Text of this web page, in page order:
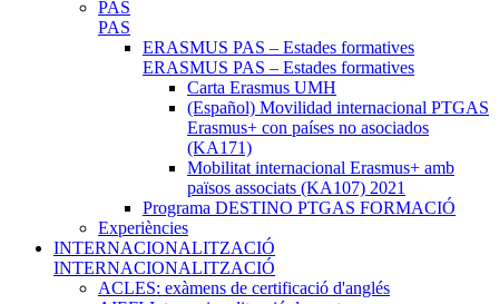
PAS
PAS
ERASMUS PAS – Estades formatives
ERASMUS PAS – Estades formatives
Carta Erasmus UMH
(Español) Movilidad internacional PTGAS
Erasmus+ con países no asociados
(KA171)
Mobilitat internacional Erasmus+ amb
països associats (KA107) 2021
Programa DESTINO PTGAS FORMACIÓ
Experiències
INTERNACIONALITZACIÓ
INTERNACIONALITZACIÓ
ACLES: exàmens de certificació d'anglés